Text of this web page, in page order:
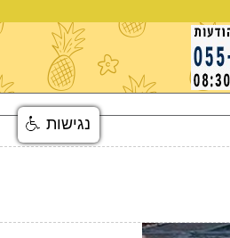
נגישות